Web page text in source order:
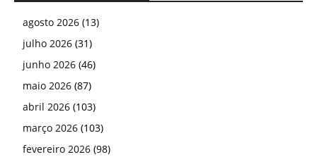
agosto 2026 (13)
julho 2026 (31)
junho 2026 (46)
maio 2026 (87)
abril 2026 (103)
março 2026 (103)
fevereiro 2026 (98)